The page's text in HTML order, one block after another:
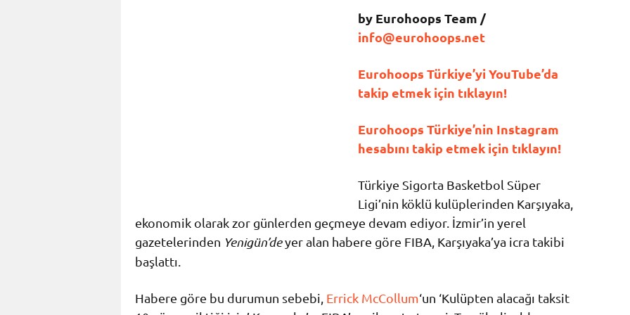
by Eurohoops Team /
info@eurohoops.net
Eurohoops Türkiye’yi YouTube’da
takip etmek için tıklayın!
Eurohoops Türkiye’nin Instagram
hesabını takip etmek için tıklayın!
Türkiye Sigorta Basketbol Süper
Ligi’nin köklü kulüplerinden Karşıyaka,
ekonomik olarak zor günlerden geçmeye devam ediyor. İzmir’in yerel
gazetelerinden Yenigün’deyer alan habere göre FIBA, Karşıyaka’ya icra takibi
başlattı.
Habere göre bu durumun sebebi, Errick McCollum‘un ‘Kulüpten alacağı taksit